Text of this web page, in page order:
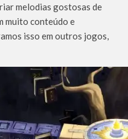
melodias gostosas de
muito conteúdo e
isso em outros jogos,